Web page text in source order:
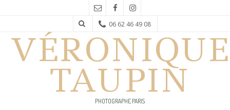
06 62 46 49 08
VÉRONIQUE
TAUPIN
PHOTOGRAPHE PARIS